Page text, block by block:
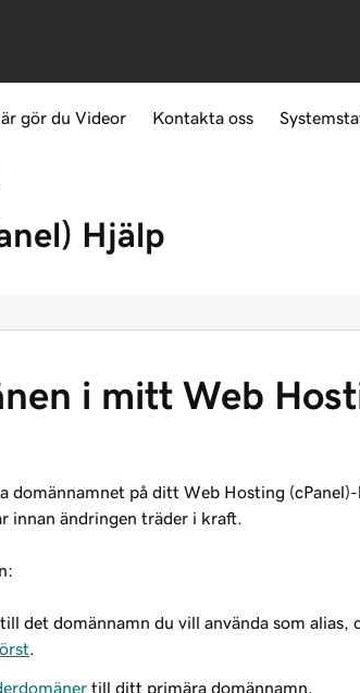
gör du Videor Kontakta oss
Hjälp
i mitt Web
domännamnet på ditt Web Hosting
innan ändringen träder i kraft.
det domännamn du vill använda som
till ditt primära domännamn.